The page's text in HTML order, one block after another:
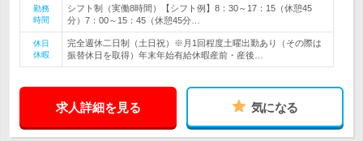
勤務
時間
シフト制（実働8時間）【シフト例】8：30～17：15（休憩45
分）7：00～15：45（休憩45分…
休日
休暇
完全週休二日制（土日祝）※月1回程度土曜出勤あり（その際は
振替休日を取得）年末年始有給休暇産前・産後…
求人詳細を見る 気になる